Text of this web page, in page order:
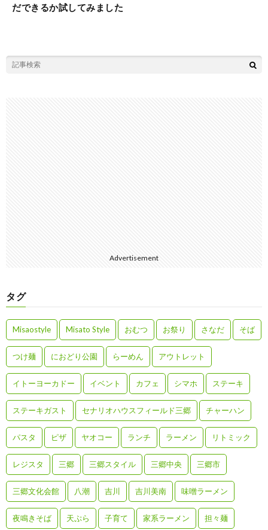
だできるか試してみました
Advertisement
タグ
Misaostyle Misato Style おむつ お祭り さなだ そば
つけ麺 におどり公園 らーめん アウトレット
イトーヨーカドー イベント カフェ シマホ ステーキ
ステーキガスト セナリオハウスフィールド三郷 チャーハン
パスタ ピザ ヤオコー ランチ ラーメン リトミック
レジスタ 三郷 三郷スタイル 三郷中央 三郷市
三郷文化会館 八潮 吉川 吉川美南 味噌ラーメン
夜鳴きそば 天ぷら 子育て 家系ラーメン 担々麺